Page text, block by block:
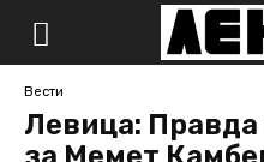
Вести
Левица: Правда